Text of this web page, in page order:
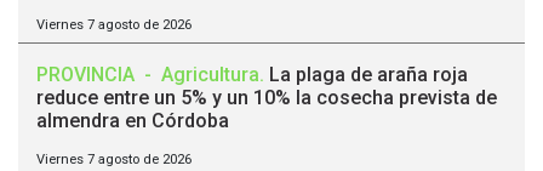
Viernes 7 agosto de 2026
PROVINCIA - Agricultura. La plaga de araña roja
reduce entre un 5% y un 10% la cosecha prevista de
almendra en Córdoba
Viernes 7 agosto de 2026